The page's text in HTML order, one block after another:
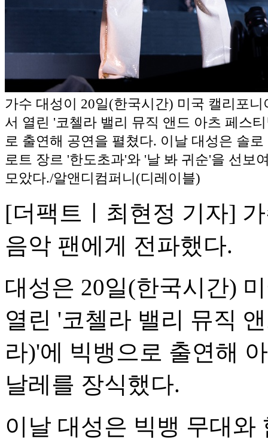
가수 대성이 20일(한국시간) 미국 캘리포
서 열린 '코첼라 밸리 뮤직 앤드 아츠 페스
로 출연해 공연을 펼쳤다. 이날 대성은 솔
로트 장르 '한도초과'와 '날 봐 귀순'을 선보
모았다./알앤디컴퍼니(디레이블)
[더팩트ㅣ최현정 기자]
음악 팬에게 전파했다.
대성은 20일(한국시간)
열린 '코첼라 밸리 뮤직
라)'에 빅뱅으로 출연해
날레를 장식했다.
이날 대성은 빅뱅 무대와